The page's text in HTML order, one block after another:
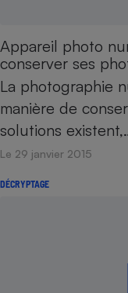
Appareil photo
conserver ses
La photographie
manière de
solutions
Le 29 janvier 2015
DÉCRYPTAGE